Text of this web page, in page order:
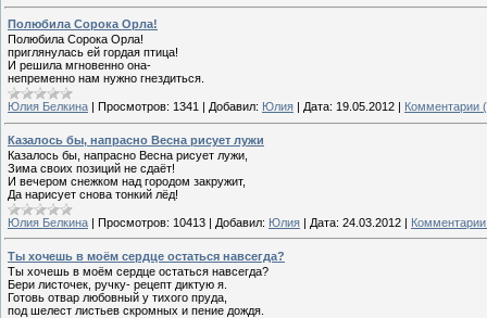
Полюбила Сорока Орла!
Полюбила Сорока Орла!
приглянулась ей гордая птица!
И решила мгновенно она-
непременно нам нужно гнездиться.
Юлия Белкина Просмотров: 1341 Добавил: Юлия Дата: 19.05.2012 Комментарии
Казалось бы, напрасно Весна рисует лужи
Казалось бы, напрасно Весна рисует лужи,
Зима своих позиций не сдаёт!
И вечером снежком над городом закружит,
Да нарисует снова тонкий лёд!
Юлия Белкина | Просмотров: 10413 | Добавил: Юлия | Дата: 24.03.2012 |
Ты хочешь в моём сердце остаться навсегда?
Ты хочешь в моём сердце остаться навсегда?
Бери листочек, ручку- рецепт диктую я.
Готовь отвар любовный у тихого пруда,
под шелест листьев скромных и пение дождя.